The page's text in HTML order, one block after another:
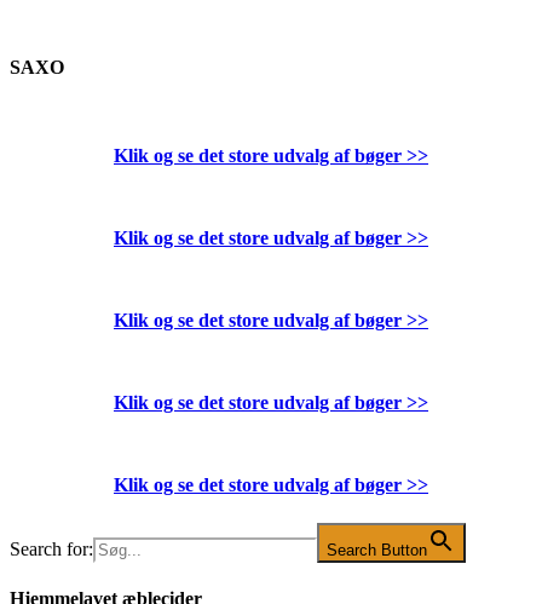
SAXO
Klik og se det store udvalg af bøger >>
Klik og se det store udvalg af bøger >>
Klik og se det store udvalg af bøger >>
Klik og se det store udvalg af bøger >>
Klik og se det store udvalg af bøger >>
Search for: Search Button
Hjemmelavet æblecider